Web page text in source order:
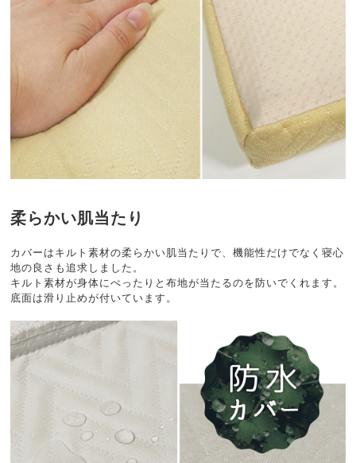
柔らかい肌当たり
カバーはキルト素材の柔らかい肌当たりで、機能性だけでなく寝心
地の良さも追求しました。
キルト素材が身体にぺったりと布地が当たるのを防いでくれます。
底面は滑り止めが付いています。